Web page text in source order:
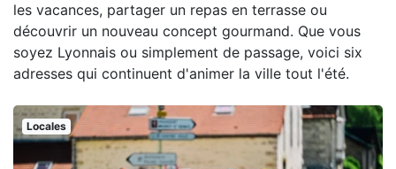
les vacances, partager un repas en terrasse ou
découvrir un nouveau concept gourmand. Que vous
soyez Lyonnais ou simplement de passage, voici six
adresses qui continuent d'animer la ville tout l'été.
Locales